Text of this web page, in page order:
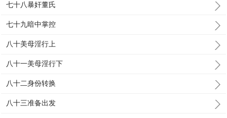
七十八暴奸董氏
七十九暗中掌控
八十美母淫行上
八十一美母淫行下
八十二身份转换
八十三准备出发